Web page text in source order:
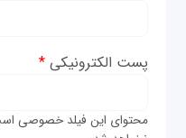
پست الکترونیکی*
محتوای این فیلد خصوصی